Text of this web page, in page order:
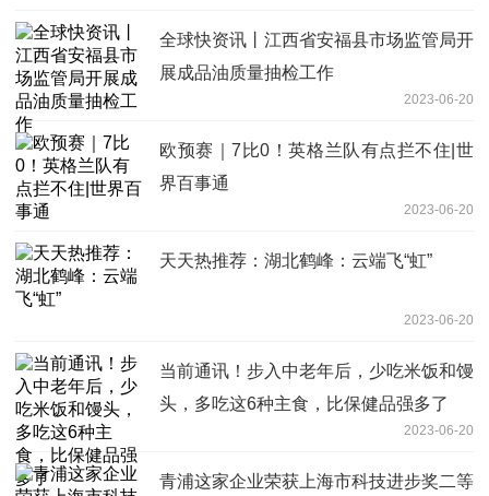
全球快资讯丨江西省安福县市场监管局开
展成品油质量抽检工作
2023-06-20
欧预赛｜7比0！英格兰队有点拦不住|世
界百事通
2023-06-20
天天热推荐：湖北鹤峰：云端飞“虹”
2023-06-20
当前通讯！步入中老年后，少吃米饭和馒
头，多吃这6种主食，比保健品强多了
2023-06-20
青浦这家企业荣获上海市科技进步奖二等